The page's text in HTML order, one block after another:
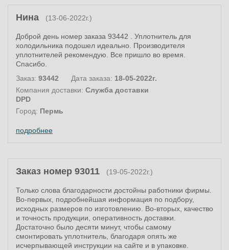
Нина (13-06-2022г.)
Доброй день номер заказа 93442 . Уплотнитель для
холодильника подошел идеально. Производителя
уплотнителей рекомендую. Все пришло во время.
Спасибо.
Заказ: 93442 Дата заказа: 18-05-2022г.
Компания доставки: Служба доставки
DPD
Город: Пермь
подробнее
Заказ номер 93011 (19-05-2022г.)
Только слова благодарности достойны работники фирмы.
Во-первых, подробнейшая информация по подбору,
исходных размеров по изготовлению. Во-вторых, качество
и точность продукции, оперативность доставки.
Достаточно было десяти минут, чтобы самому
смонтировать уплотнитель, благодаря опять же
исчерпывающей инструкции на сайте и в упаковке.